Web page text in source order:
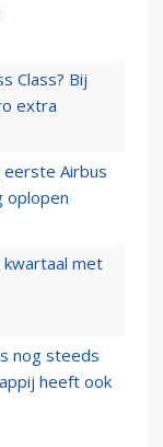
Class? Bij
extra
eerste Airbus
oplopen
kwartaal met
nog steeds
heeft ook